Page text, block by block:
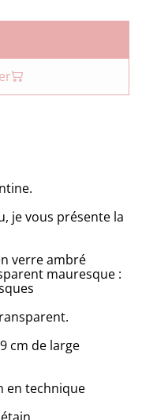
je vous présente la
verre ambré
mauresque :
cm de large
en technique